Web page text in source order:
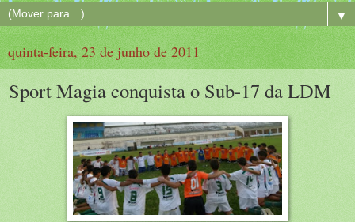
▼
quinta-feira, 23 de junho de 2011
Sport Magia conquista o Sub-17 da LDM